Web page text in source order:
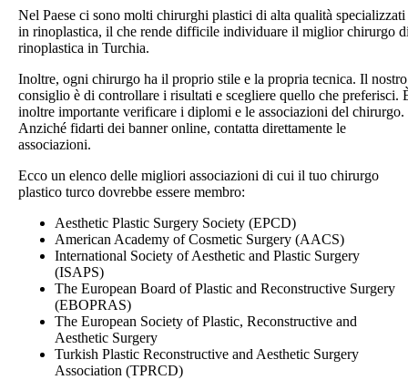
Nel Paese ci sono molti chirurghi plastici di alta qualità specializzati
in rinoplastica, il che rende difficile individuare il miglior chirurgo
rinoplastica in Turchia.
Inoltre, ogni chirurgo ha il proprio stile e la propria tecnica. Il nostro
consiglio è di controllare i risultati e scegliere quello che preferisci.
inoltre importante verificare i diplomi e le associazioni del chirurgo.
Anziché fidarti dei banner online, contatta direttamente le
associazioni.
Ecco un elenco delle migliori associazioni di cui il tuo chirurgo
plastico turco dovrebbe essere membro:
Aesthetic Plastic Surgery Society (EPCD)
American Academy of Cosmetic Surgery (AACS)
International Society of Aesthetic and Plastic Surgery
(ISAPS)
The European Board of Plastic and Reconstructive Surgery
(EBOPRAS)
The European Society of Plastic, Reconstructive and
Aesthetic Surgery
Turkish Plastic Reconstructive and Aesthetic Surgery
Association (TPRCD)